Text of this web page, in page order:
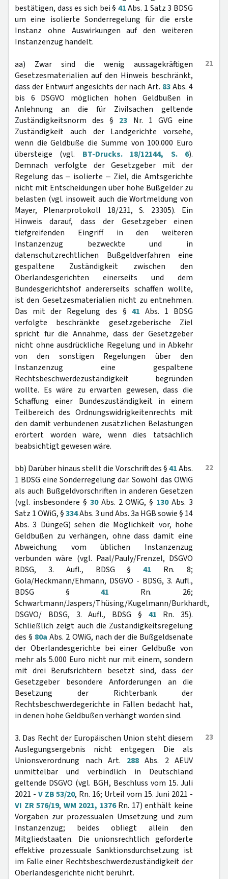
bestätigen, dass es sich bei § 41Abs. 1 Satz 3 BDSG
um eine isolierte Sonderregelung für die erste
Instanz ohne Auswirkungen auf den weiteren
Instanzenzug handelt.
21
aa) Zwar sind die wenig aussagekräftigen
Gesetzesmaterialien auf den Hinweis beschränkt,
dass der Entwurf angesichts der nach Art. 83Abs. 4
bis 6 DSGVO möglichen hohen Geldbußen in
Anlehnung an die für Zivilsachen geltende
Zuständigkeitsnorm des § 23 Nr. 1 GVG eine
Zuständigkeit auch der Landgerichte vorsehe,
wenn die Geldbuße die Summe von 100.000 Euro
übersteige (vgl. BT-Drucks. 18/12144, S. 6).
Demnach verfolgte der Gesetzgeber mit der
Regelung das ‒ isolierte ‒ Ziel, die Amtsgerichte
nicht mit Entscheidungen über hohe Bußgelder zu
belasten (vgl. insoweit auch die Wortmeldung von
Mayer, Plenarprotokoll 18/231, S. 23305). Ein
Hinweis darauf, dass der Gesetzgeber einen
tiefgreifenden Eingriff in den weiteren
Instanzenzug bezweckte und in
datenschutzrechtlichen Bußgeldverfahren eine
gespaltene Zuständigkeit zwischen den
Oberlandesgerichten einerseits und dem
Bundesgerichtshof andererseits schaffen wollte,
ist den Gesetzesmaterialien nicht zu entnehmen.
Das mit der Regelung des § 41 Abs. 1 BDSG
verfolgte beschränkte gesetzgeberische Ziel
spricht für die Annahme, dass der Gesetzgeber
nicht ohne ausdrückliche Regelung und in Abkehr
von den sonstigen Regelungen über den
Instanzenzug eine gespaltene
Rechtsbeschwerdezuständigkeit begründen
wollte. Es wäre zu erwarten gewesen, dass die
Schaffung einer Bundeszuständigkeit in einem
Teilbereich des Ordnungswidrigkeitenrechts mit
den damit verbundenen zusätzlichen Belastungen
erörtert worden wäre, wenn dies tatsächlich
beabsichtigt gewesen wäre.
22
bb) Darüber hinaus stellt die Vorschrift des §41Abs.
1 BDSG eine Sonderregelung dar. Sowohl das OWiG
als auch Bußgeldvorschriften in anderen Gesetzen
(vgl. insbesondere § 30Abs. 2 OWiG, § 130Abs. 3
Satz 1 OWiG, §334Abs. 3 und Abs. 3a HGB sowie § 14
Abs. 3 DüngeG) sehen die Möglichkeit vor, hohe
Geldbußen zu verhängen, ohne dass damit eine
Abweichung vom üblichen Instanzenzug
verbunden wäre (vgl. Paal/Pauly/Frenzel, DSGVO
BDSG, 3. Aufl., BDSG §41 Rn. 8;
Gola/Heckmann/Ehmann, DSGVO - BDSG, 3. Aufl.,
BDSG § 41 Rn. 26;
Schwartmann/Jaspers/Thüsing/Kugelmann/Burkhardt,
DSGVO/ BDSG, 3. Aufl., BDSG § 41 Rn. 35).
Schließlich zeigt auch die Zuständigkeitsregelung
des § 80a Abs. 2 OWiG, nach der die Bußgeldsenate
der Oberlandesgerichte bei einer Geldbuße von
mehr als 5.000 Euro nicht nur mit einem, sondern
mit drei Berufsrichtern besetzt sind, dass der
Gesetzgeber besondere Anforderungen an die
Besetzung der Richterbank der
Rechtsbeschwerdegerichte in Fällen bedacht hat,
in denen hohe Geldbußen verhängt worden sind.
23
3. Das Recht der Europäischen Union steht diesem
Auslegungsergebnis nicht entgegen. Die als
Unionsverordnung nach Art. 288Abs. 2 AEUV
unmittelbar und verbindlich in Deutschland
geltende DSGVO (vgl. BGH, Beschluss vom 15. Juli
2021 - V ZB 53/20, Rn. 16; Urteil vom 15. Juni 2021 -
VI ZR 576/19, WM 2021, 1376Rn. 17) enthält keine
Vorgaben zur prozessualen Umsetzung und zum
Instanzenzug; beides obliegt allein den
Mitgliedstaaten. Die unionsrechtlich geforderte
effektive prozessuale Sanktionsdurchsetzung ist
im Falle einer Rechtsbeschwerdezuständigkeit der
Oberlandesgerichte nicht berührt.